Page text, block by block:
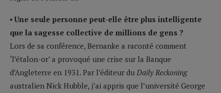
▪ Une seule personne peut-elle être plus intelligente
que la sagesse collective de millions de gens ?
Lors de sa conférence, Bernanke a raconté comment
‘l’étalon-or’ a provoqué une crise sur la Banque
d’Angleterre en 1931. Par l’éditeur du Daily Reckoning
australien Nick Hubble, j’ai appris que l’université George